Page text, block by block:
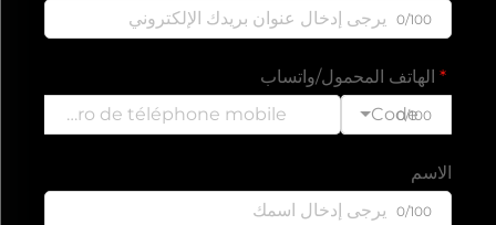
0/100
الهاتف المحمول/واتساب
Code
0/100
الاسم
0/100